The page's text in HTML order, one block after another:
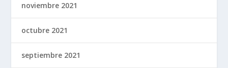
noviembre 2021
octubre 2021
septiembre 2021